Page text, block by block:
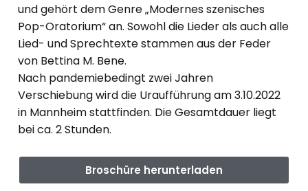
und gehört dem Genre „Modernes szenisches
Pop-Oratorium“ an. Sowohl die Lieder als auch alle
Lied- und Sprechtexte stammen aus der Feder
von Bettina M. Bene.
Nach pandemiebedingt zwei Jahren
Verschiebung wird die Uraufführung am 3.10.2022
in Mannheim stattfinden. Die Gesamtdauer liegt
bei ca. 2 Stunden.
Broschüre herunterladen